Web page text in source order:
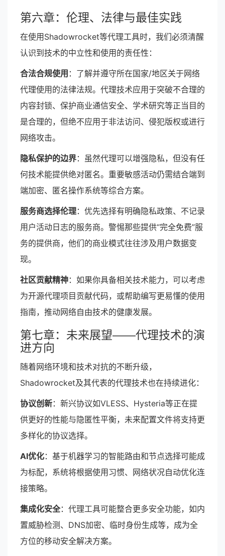
第六章：伦理、法律与最佳实践
在使用Shadowrocket等代理工具时，我们必须清醒
认识到技术的中立性和使用的责任性：
合法合规使用 ：了解并遵守所在国家/地区关于网络
代理使用的法律法规。代理技术应用于突破不合理的
内容封锁、保护商业通信安全、学术研究等正当目的
是合理的，但绝不应用于非法访问、侵犯版权或进行
网络攻击。
隐私保护的边界：虽然代理可以增强隐私，但没有任
何技术能提供绝对匿名。重要敏感活动仍需结合端到
端加密、匿名操作系统等综合方案。
服务商选择伦理：优先选择有明确隐私政策、不记录
用户活动日志的服务商。警惕那些提供“完全免费”服
务的提供商，他们的商业模式往往涉及用户数据变
现。
社区贡献精神：如果你具备相关技术能力，可以考虑
为开源代理项目贡献代码，或帮助编写更易懂的使用
指南，推动网络自由技术的健康发展。
第七章：未来展望——代理技术的演
进方向
随着网络环境和技术对抗的不断升级，
Shadowrocket及其代表的代理技术也在持续进化：
协议创新：新兴协议如VLESS、Hysteria等正在提
供更好的性能与隐匿性平衡，未来配置文件将支持更
多样化的协议选择。
AI优化：基于机器学习的智能路由和节点选择可能成
为标配，系统将根据使用习惯、网络状况自动优化连
接策略。
集成化安全：代理工具可能整合更多安全功能，如内
置威胁检测、DNS加密、临时身份生成等，成为全
方位的移动安全解决方案。